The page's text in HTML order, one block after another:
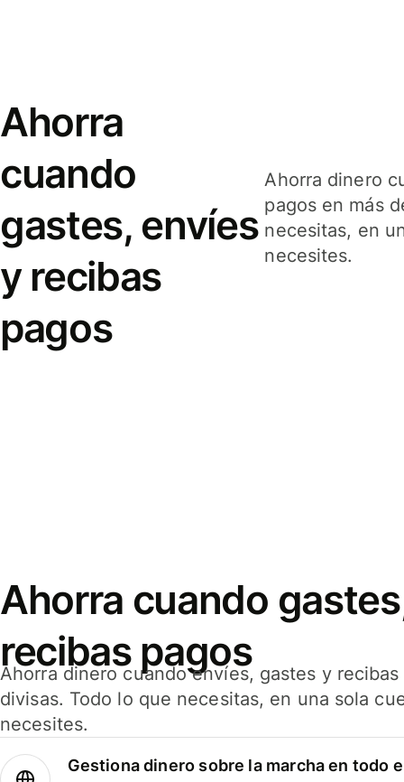
Ahorra
cuando
gastes, envíes
y recibas
pagos
Ahorra dinero
pagos en más
necesitas, en
necesites.
Ahorra cuando
recibas pagos
Ahorra dinero cuando envíes, gastes y
divisas. Todo lo que necesitas, en una sola
necesites.
Gestiona dinero sobre la marcha en todo